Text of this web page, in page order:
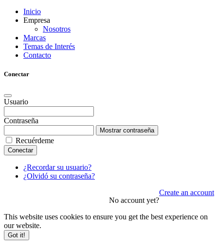
Inicio
Empresa
Nosotros
Marcas
Temas de Interés
Contacto
Conectar
Usuario
Contraseña
Mostrar contraseña
Recuérdeme
Conectar
¿Recordar su usuario?
¿Olvidó su contraseña?
No account yet?
Create an account
This website uses cookies to ensure you get the best experience on
our website.
Got it!